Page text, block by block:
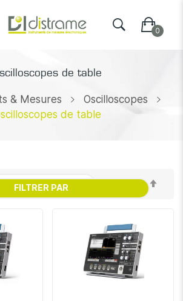
de table
& Mesures
Oscilloscopes
de table
FILTRER PAR